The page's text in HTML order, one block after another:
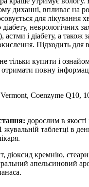
диханні, впливає на
для лікування
неврологічних
і діабету, а також
Підходить для
тільки купити і
отримати повну
Coenzyme Q10,
дорослим в якості
таблетці в
діоксид кремнію,
апельсиновий